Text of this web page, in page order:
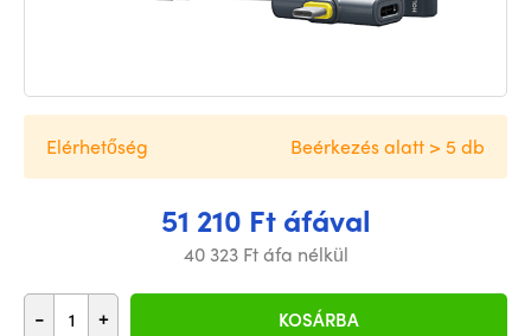
51 210 Ft áfával
40 323 Ft áfa nélkül
- + KOSÁRBA
Elérhetőség Beérkezés alatt > 5 db